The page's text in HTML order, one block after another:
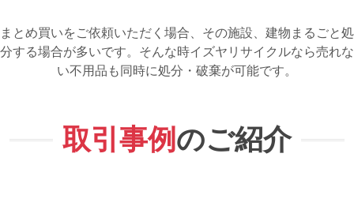
まとめ買いをご依頼いただく場合、その施設、建物まるごと処
分する場合が多いです。そんな時イズヤリサイクルなら売れな
い不用品も同時に処分・破棄が可能です。
取引事例のご紹介